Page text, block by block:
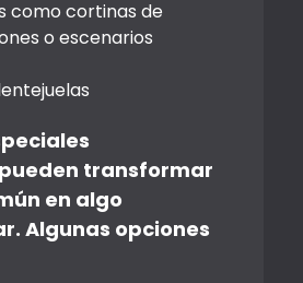
como cortinas de
o escenarios
transformar
en algo
Algunas opciones